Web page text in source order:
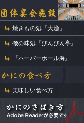
焼きもの処『大漁』
磯の味処『びんびん亭』
『ハーバーホール海』
美味しい食べ方